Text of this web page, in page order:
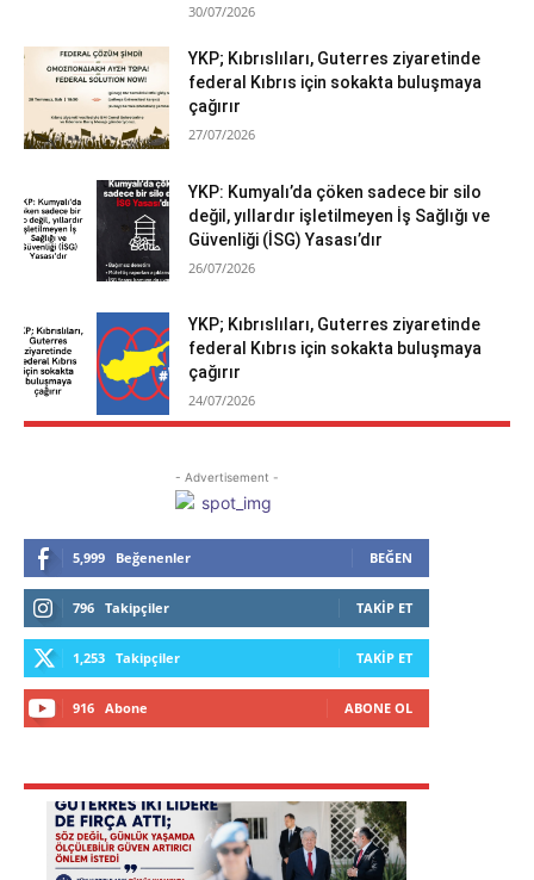
30/07/2026
YKP; Kıbrıslıları, Guterres ziyaretinde
federal Kıbrıs için sokakta buluşmaya
çağırır
27/07/2026
YKP: Kumyalı’da çöken sadece bir silo
değil, yıllardır işletilmeyen İş Sağlığı ve
Güvenliği (İSG) Yasası’dır
26/07/2026
YKP; Kıbrıslıları, Guterres ziyaretinde
federal Kıbrıs için sokakta buluşmaya
çağırır
24/07/2026
- Advertisement -
5,999 Beğenenler BEĞEN
796 Takipçiler TAKIP ET
1,253 Takipçiler TAKIP ET
916 Abone ABONE OL